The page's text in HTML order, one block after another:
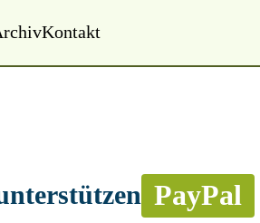
Kontakt
PayPal